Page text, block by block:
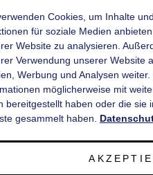
KATEGORIEN
INFORMATIONEN
Cookies, um Inhalte
für soziale Medien
Website zu analysieren.
Verwendung unserer Website
Werbung und Analysen
möglicherweise mit
bereitgestellt haben oder die sie
gesammelt haben.